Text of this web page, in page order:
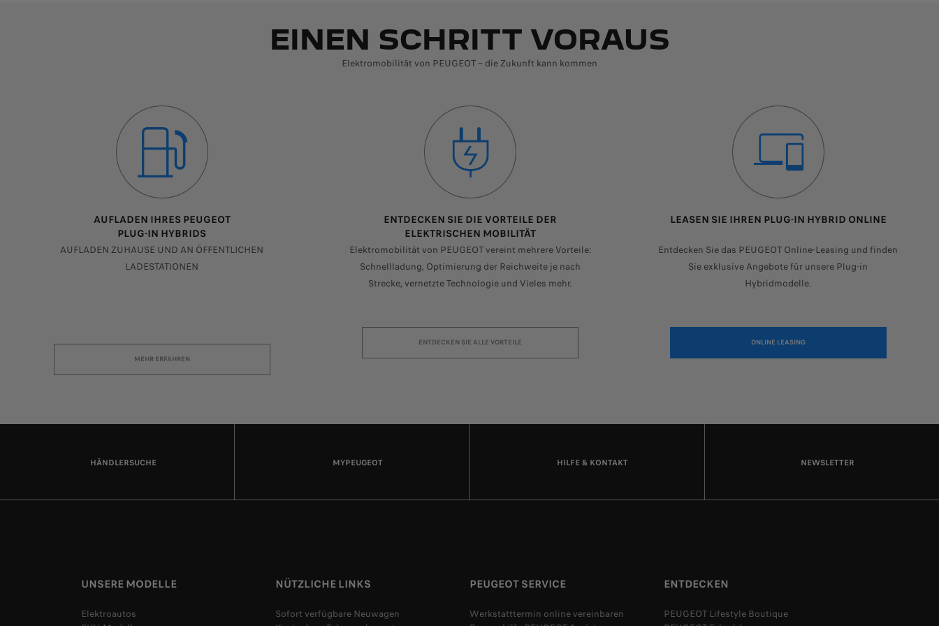
EINEN SCHRITT VORAUS
Elektromobilität von PEUGEOT – die Zukunft kann kommen
AUFLADEN IHRES PEUGEOT
PLUG-IN HYBRIDS
AUFLADEN ZUHAUSE UND AN ÖFFENTLICHEN
LADESTATIONEN
MEHR ERFAHREN
ENTDECKEN SIE DIE VORTEILE DER
ELEKTRISCHEN MOBILITÄT
Elektromobilität von PEUGEOT vereint mehrere Vorteile:
Schnellladung, Optimierung der Reichweite je nach
Strecke, vernetzte Technologie und Vieles mehr.
ENTDECKEN SIE ALLE VORTEILE
LEASEN SIE IHREN PLUG-IN HYBRID ONLINE
Entdecken Sie das PEUGEOT Online-Leasing und finden
Sie exklusive Angebote für unsere Plug-in
Hybridmodelle.
ONLINE LEASING
HÄNDLERSUCHE MYPEUGEOT HILFE & KONTAKT NEWSLETTER
UNSERE MODELLE
Elektroautos
NÜTZLICHE LINKS
Sofort verfügbare Neuwagen
PEUGEOT SERVICE
Werkstatttermin online vereinbaren
ENTDECKEN
PEUGEOT Lifestyle Boutique